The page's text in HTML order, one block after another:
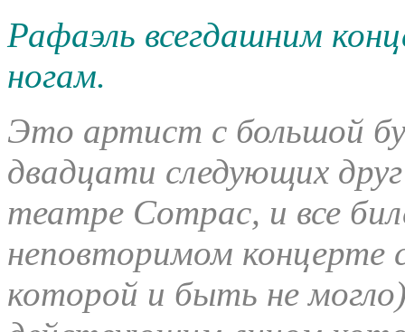
Рафаэль всегдашним
ногам.
Это артист с большой
двадцати следующих
театре Compac, и все
неповторимом концерте
которой и быть не